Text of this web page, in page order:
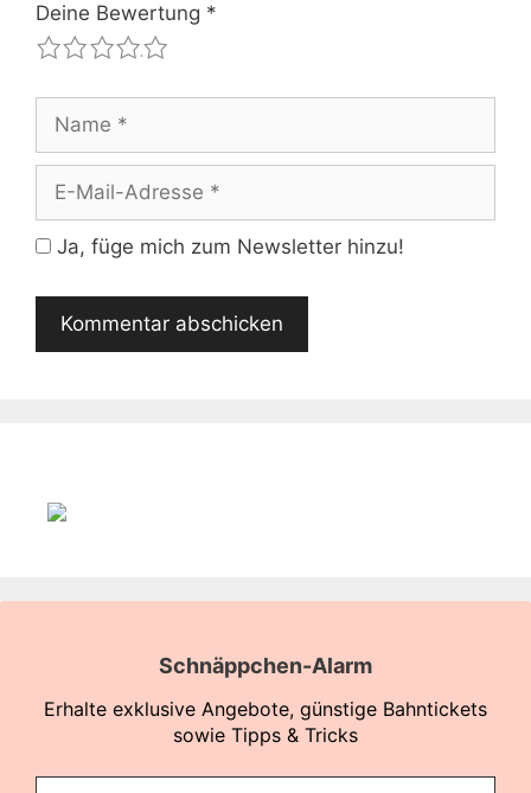
Deine Bewertung *
4
3
2
1
Name
Adresse
Ja, füge mich zum Newsletter hinzu!
Schnäppchen-Alarm
Erhalte exklusive Angebote, günstige Bahntickets
sowie Tipps & Tricks